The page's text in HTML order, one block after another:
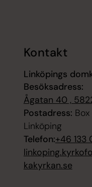
Kontakt
Linköpings
Besöksadress:
Ågatan 40 ,
Postadress:
Linköping
Telefon:+46 133
kakyrkan.se